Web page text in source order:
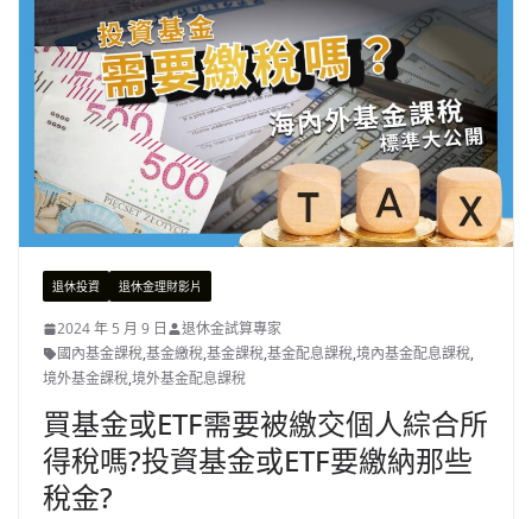
退休投資 退休金理財影片
2024 年 5 月 9 日
退休金試算專家
國內基金課稅,基金繳稅,基金課稅,基金配息課稅,境內基金配息課稅,
境外基金課稅,境外基金配息課稅
買基金或ETF需要被繳交個人綜合所
得稅嗎?投資基金或ETF要繳納那些
稅金?